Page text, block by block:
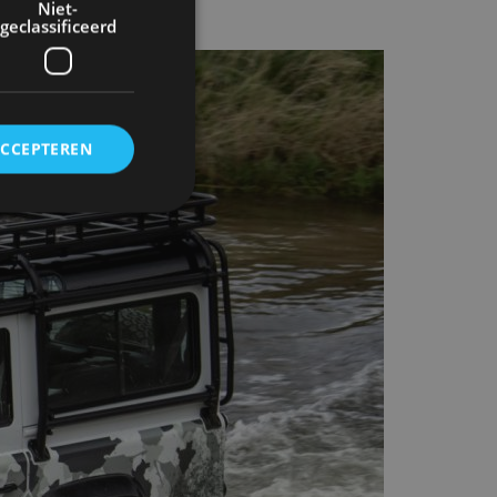
Niet-
geclassificeerd
en
om
van de bezoeker
van de
van